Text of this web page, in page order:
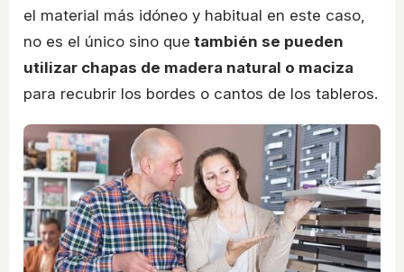
el material más idóneo y habitual en este caso,
no es el único sino que también se pueden
utilizar chapas de madera natural o maciza
para recubrir los bordes o cantos de los tableros.